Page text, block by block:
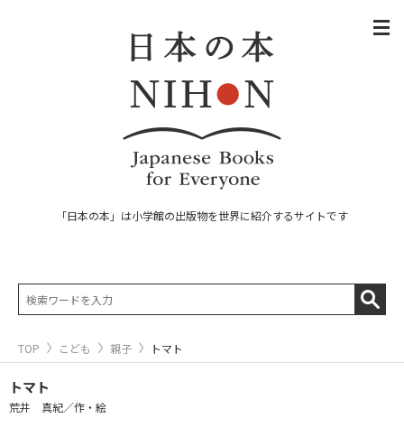
「日本の本」は小学館の出版物を世界に紹介するサイトです
TOP こども 親子 トマト
トマト
荒井 真紀／作・絵